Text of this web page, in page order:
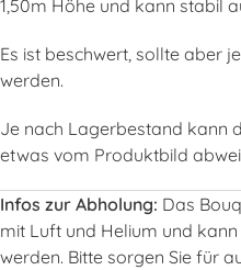
1,50m Höhe und kann stabil
Es ist beschwert, sollte aber
werden.
Je nach Lagerbestand kann
etwas vom Produktbild
Infos zur Abholung: Das
mit Luft und Helium und
werden. Bitte sorgen Sie für